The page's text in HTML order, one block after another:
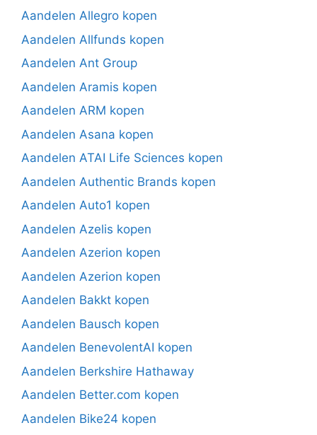
Aandelen Allegro kopen
Aandelen Allfunds kopen
Aandelen Ant Group
Aandelen Aramis kopen
Aandelen ARM kopen
Aandelen Asana kopen
Aandelen ATAI Life Sciences kopen
Aandelen Authentic Brands kopen
Aandelen Auto1 kopen
Aandelen Azelis kopen
Aandelen Azerion kopen
Aandelen Azerion kopen
Aandelen Bakkt kopen
Aandelen Bausch kopen
Aandelen BenevolentAI kopen
Aandelen Berkshire Hathaway
Aandelen Better.com kopen
Aandelen Bike24 kopen